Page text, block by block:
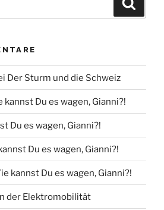
Der Sturm und die Schweiz
kannst Du es wagen, Gianni?!
Du es wagen, Gianni?!
Du es wagen, Gianni?!
kannst Du es wagen, Gianni?!
der Elektromobilität